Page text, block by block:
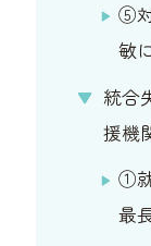
⑤
敏
統合
援機
①
最